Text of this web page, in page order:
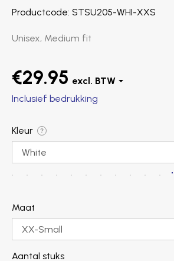
Productcode STSU205-WHI-XXS
Unisex, Medium fit
€29.95
Inclusief bedrukking
Kleur ?
Maat
Aantal stuks